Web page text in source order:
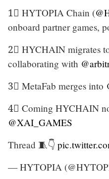
1⃣ HYTOPIA Chain (
onboard partner games,
2⃣ HYCHAIN migrates
collaborating with
3⃣ MetaFab merges into
4⃣ Coming HYCHAIN
@XAI_GAMES
Thread 🧵👇
— HYTOPIA